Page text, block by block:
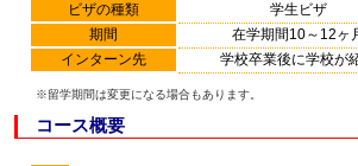
ビザの種類
学生ビザ
期間
在学期間10～12ヶ
インターン先
学校卒業後に学校が
※留学期間は変更になる場合もあります。
コース概要